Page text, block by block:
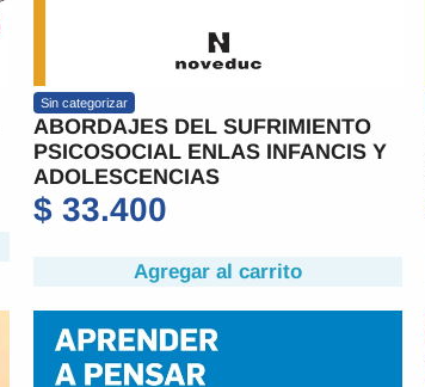
Sin categorizar
ABORDAJES DEL SUFRIMIENTO
PSICOSOCIAL ENLAS INFANCIS Y
ADOLESCENCIAS
$ 33.400
Agregar al carrito